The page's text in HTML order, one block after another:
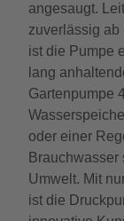
angesaugt.
zuverlässig ab
ist die Pumpe
lang
Gartenpumpe
oder einer
Brauchwasser
Umwelt. Mit
ist die